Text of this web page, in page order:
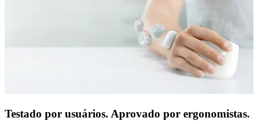
Testado por usuários. Aprovado por ergonomistas.